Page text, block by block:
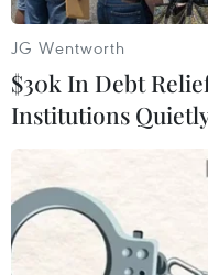
Tọa lạc trên đỉnh núi
JG Wentworth
$30k In Debt
Institutions